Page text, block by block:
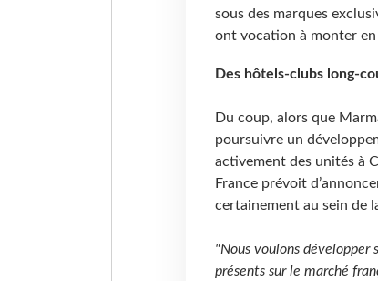
sous des marques
ont vocation à monter en
Des hôtels-clubs long-
Du coup, alors que
poursuivre un
activement des unités à
France prévoit
certainement au sein de
"Nous voulons développer
présents sur le marché